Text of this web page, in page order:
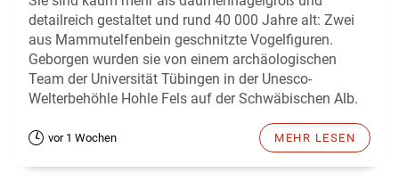
detailreich gestaltet und rund 40 000 Jahre alt: Zwei
aus Mammutelfenbein geschnitzte Vogelfiguren.
Geborgen wurden sie von einem archäologischen
Team der Universität Tübingen in der Unesco-
Welterbehöhle Hohle Fels auf der Schwäbischen Alb.
vor 1 Wochen MEHR LESEN